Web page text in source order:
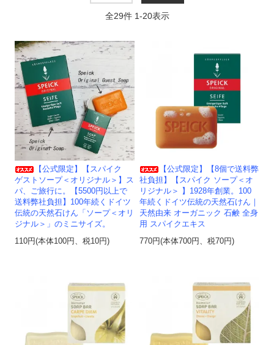
全29件 1-20表示
【公式限定】【スパイク
ゲストソープ＜オリジナル＞】ス
パ、ご旅行に。【5500円以上で
送料弊社負担】100年続くドイツ
伝統の天然石けん「ソープ＜オリ
ジナル＞」のミニサイズ。
110円(本体100円、税10円)
【公式限定】【8個で送料弊
社負担】【スパイク ソープ＜オ
リジナル＞ 】1928年創業。100
年続くドイツ伝統の天然石けん｜
天然由来 オーガニック 石鹸 全身
用 スパイクエキス
770円(本体700円、税70円)